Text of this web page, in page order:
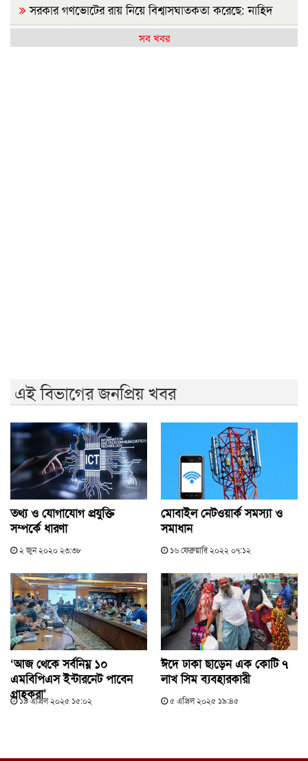
সরকার গণভোটের রায় নিয়ে বিশ্বাসঘাতকতা করেছে: নাহিদ
রাজশাহীতে (ওয়াটসফেম)-এর উদ্যোগে বৃক্ষরোপণ কর্মসূচি
অনুষ্ঠিত
সব খবর
এই বিভাগের জনপ্রিয় খবর
তথ্য ও যোগাযোগ প্রযুক্তি
সম্পর্কে ধারণা
২ জুন ২০২০ ২৩:৩৮
মোবাইল নেটওয়ার্ক সমস্যা ও
সমাধান
১৬ ফেব্রুয়ারি ২০২২ ০৭:১২
‘আজ থেকে সর্বনিম্ন ১০
এমবিপিএস ইন্টারনেট পাবেন
গ্রাহকরা’
১৯ এপ্রিল ২০২৫ ১৫:০২
ঈদে ঢাকা ছাড়েন এক কোটি ৭
লাখ সিম ব্যবহারকারী
৫ এপ্রিল ২০২৫ ১৯:৪৫